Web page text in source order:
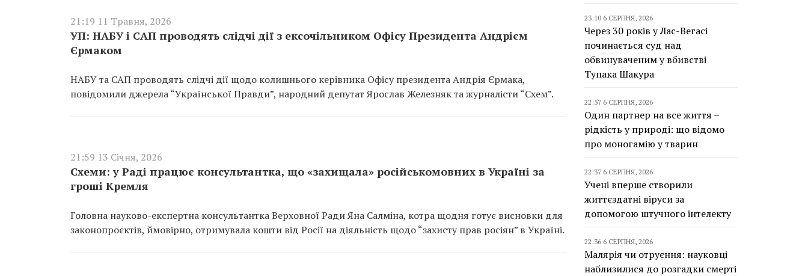
21:19 11 Травня, 2026
УП: НАБУ і САП проводять слідчі дії з ексочільником Офісу Президента Андрієм
Єрмаком
НАБУ та САП проводять слідчі дії щодо колишнього керівника Офісу президента Андрія Єрмака,
повідомили джерела “Української Правди”, народний депутат Ярослав Железняк та журналісти “Схем”.
21:59 13 Січня, 2026
Схеми: у Раді працює консультантка, що «захищала» російськомовних в Україні за
гроші Кремля
Головна науково-експертна консультантка Верховної Ради Яна Салміна, котра щодня готує висновки для
законопроєктів, ймовірно, отримувала кошти від Росії на діяльність щодо “захисту прав росіян” в Україні.
23:10 6 СЕРПНЯ, 2026
Через 30 років у Лас-Вегасі
починається суд над
обвинуваченим у вбивстві
Тупака Шакура
22:57 6 СЕРПНЯ, 2026
Один партнер на все життя –
рідкість у природі: що відомо
про моногамію у тварин
22:37 6 СЕРПНЯ, 2026
Учені вперше створили
життєздатні віруси за
допомогою штучного інтелекту
22:36 6 СЕРПНЯ, 2026
Малярія чи отруєння: науковці
наблизилися до розгадки смерті